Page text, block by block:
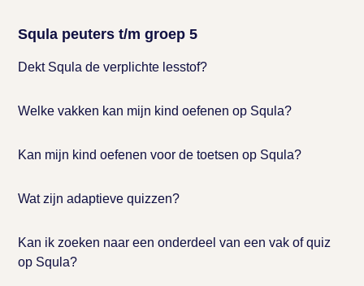
Squla peuters t/m groep 5
Dekt Squla de verplichte lesstof?
Welke vakken kan mijn kind oefenen op Squla?
Kan mijn kind oefenen voor de toetsen op Squla?
Wat zijn adaptieve quizzen?
Kan ik zoeken naar een onderdeel van een vak of quiz
op Squla?